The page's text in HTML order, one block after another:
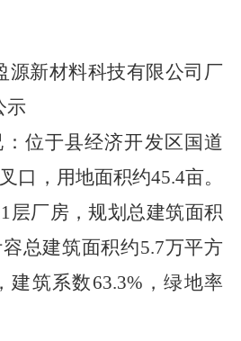
源新材料科技有限公司厂
示
位于县经济开发区国道
口，用地面积约45.4亩。
1层厂房，规划总建筑面积
总建筑面积约5.7万平方
，建筑系数63.3% ，绿地率